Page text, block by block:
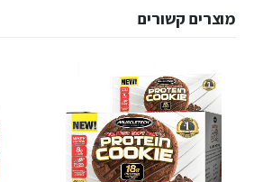
מוצרים קשורים